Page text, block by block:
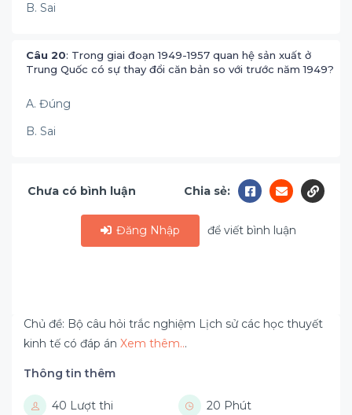
B. Sai
Câu 20: Trong giai đoạn 1949-1957 quan hệ sản xuất ở
Trung Quốc có sự thay đổi căn bản so với trước năm 1949?
A. Đúng
B. Sai
Chưa có bình luận Chia sẻ:
Đăng Nhập để viết bình luận
Chủ đề: Bộ câu hỏi trắc nghiệm Lịch sử các học thuyết
kinh tế có đáp án Xem thêm...
Thông tin thêm
40 Lượt thi 20 Phút